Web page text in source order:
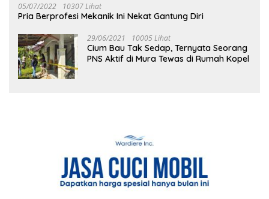
05/07/2022 10307 Lihat
Pria Berprofesi Mekanik Ini Nekat Gantung Diri
29/06/2021 10005 Lihat
Cium Bau Tak Sedap, Ternyata Seorang
PNS Aktif di Mura Tewas di Rumah Kopel